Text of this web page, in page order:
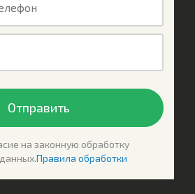
Отправить
на законную обработку
Правила обработки